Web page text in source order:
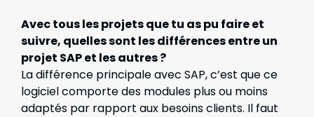
Avec tous les projets que tu as pu faire et
suivre, quelles sont les différences entre un
projet SAP et les autres ?
La différence principale avec SAP, c’est que ce
logiciel comporte des modules plus ou moins
adaptés par rapport aux besoins clients. Il faut